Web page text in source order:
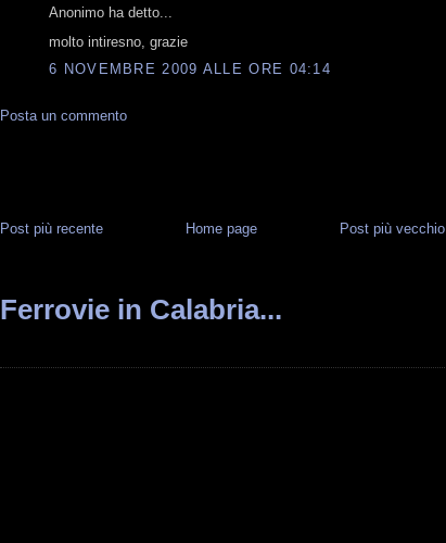
Anonimo ha detto...
molto intiresno, grazie
6 NOVEMBRE 2009 ALLE ORE 04:14
Posta un commento
Post più recente Post più vecchio
Home page
Ferrovie in Calabria...